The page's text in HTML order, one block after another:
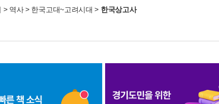
> 역사> 한국고대~고려시대 > 한국상고사